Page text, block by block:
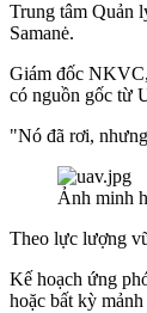
Trung tâm Quản
Samanė.
Giám đốc
có nguồn gốc từ
"Nó đã rơi,
Ảnh minh
Theo lực lượng
Kế hoạch ứng
hoặc bất kỳ